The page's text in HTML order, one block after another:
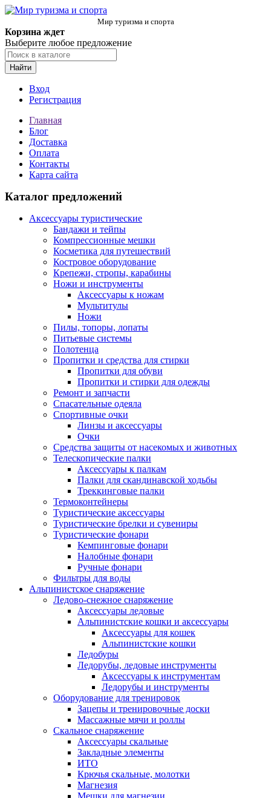
Мир туризма и спорта
Корзина ждет
Выберите любое предложение
Найти
Вход
Регистрация
Главная
Блог
Доставка
Оплата
Контакты
Карта сайта
Каталог предложений
Аксессуары туристические
Бандажи и тейпы
Компрессионные мешки
Косметика для путешествий
Костровое оборудование
Крепежи, стропы, карабины
Ножи и инструменты
Аксессуары к ножам
Мультитулы
Ножи
Пилы, топоры, лопаты
Питьевые системы
Полотенца
Пропитки и средства для стирки
Пропитки для обуви
Пропитки и стирки для одежды
Ремонт и запчасти
Спасательные одеяла
Спортивные очки
Линзы и аксессуары
Очки
Средства защиты от насекомых и животных
Телескопические палки
Аксессуары к палкам
Палки для скандинавской ходьбы
Треккинговые палки
Термоконтейнеры
Туристические аксессуары
Туристические брелки и сувениры
Туристические фонари
Кемпинговые фонари
Налобные фонари
Ручные фонари
Фильтры для воды
Альпинистское снаряжение
Ледово-снежное снаряжение
Аксессуары ледовые
Альпинистские кошки и аксессуары
Аксессуары для кошек
Альпинистские кошки
Ледобуры
Ледорубы, ледовые инструменты
Аксессуары к инструментам
Ледорубы и инструменты
Оборудование для тренировок
Зацепы и тренировочные доски
Массажные мячи и роллы
Скальное снаряжение
Аксессуары скальные
Закладные элементы
ИТО
Крючья скальные, молотки
Магнезия
Мешки для магнезии